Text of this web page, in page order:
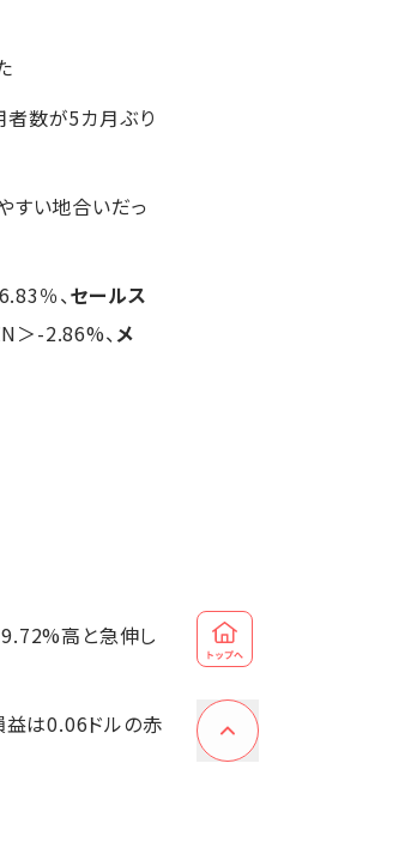
数が5カ月ぶり
すい地合いだっ
％、セールス
＞-2.86%、 メ
高と急伸し
は0.06ドルの赤